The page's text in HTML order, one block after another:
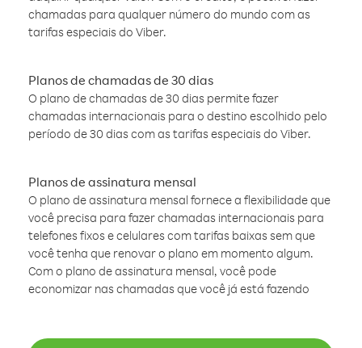
chamadas para qualquer número do mundo com as
tarifas especiais do Viber.
Planos de chamadas de 30 dias
O plano de chamadas de 30 dias permite fazer
chamadas internacionais para o destino escolhido pelo
período de 30 dias com as tarifas especiais do Viber.
Planos de assinatura mensal
O plano de assinatura mensal fornece a flexibilidade que
você precisa para fazer chamadas internacionais para
telefones fixos e celulares com tarifas baixas sem que
você tenha que renovar o plano em momento algum.
Com o plano de assinatura mensal, você pode
economizar nas chamadas que você já está fazendo